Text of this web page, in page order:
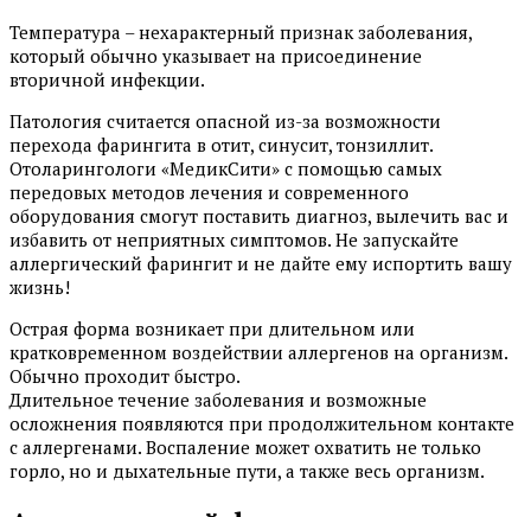
Температура – нехарактерный признак заболевания,
который обычно указывает на присоединение
вторичной инфекции.
Патология считается опасной из-за возможности
перехода фарингита в отит, синусит, тонзиллит.
Отоларингологи «МедикСити» с помощью самых
передовых методов лечения и современного
оборудования смогут поставить диагноз, вылечить вас и
избавить от неприятных симптомов. Не запускайте
аллергический фарингит и не дайте ему испортить вашу
жизнь!
Острая форма возникает при длительном или
кратковременном воздействии аллергенов на организм.
Обычно проходит быстро.
Длительное течение заболевания и возможные
осложнения появляются при продолжительном контакте
с аллергенами. Воспаление может охватить не только
горло, но и дыхательные пути, а также весь организм.